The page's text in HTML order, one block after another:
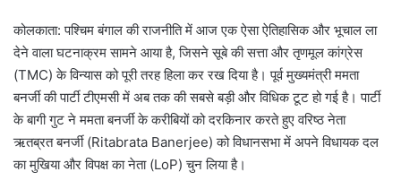
कोलकाता: पश्चिम बंगाल की राजनीति में आज एक ऐसा ऐतिहासिक और भूचाल ला
देने वाला घटनाक्रम सामने आया है, जिसने सूबे की सत्ता और तृणमूल कांग्रेस
(TMC) के विन्यास को पूरी तरह हिला कर रख दिया है। पूर्व मुख्यमंत्री ममता
बनर्जी की पार्टी टीएमसी में अब तक की सबसे बड़ी और विधिक टूट हो गई है। पार्टी
के बागी गुट ने ममता बनर्जी के करीबियों को दरकिनार करते हुए वरिष्ठ नेता
ऋतब्रत बनर्जी (Ritabrata Banerjee) को विधानसभा में अपने विधायक दल
का मुखिया और विपक्ष का नेता (LoP) चुन लिया है।